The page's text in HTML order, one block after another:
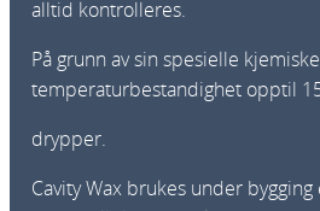
alltid kontrolleres.
På grunn av sin spesielle
temperaturbestandighet opptil
drypper.
Cavity Wax brukes under